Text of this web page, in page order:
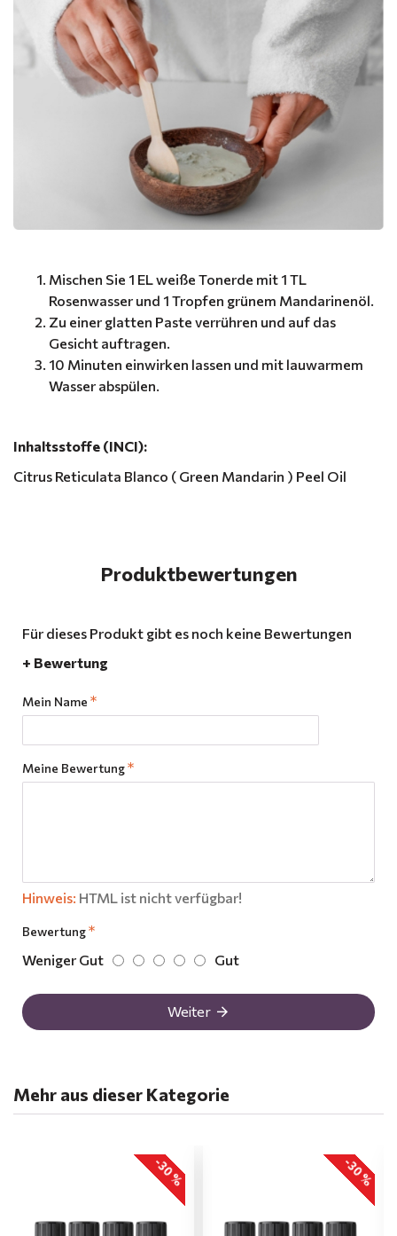
Mischen Sie 1 EL weiße Tonerde mit 1 TL
Rosenwasser und 1 Tropfen grünem Mandarinenöl.
Zu einer glatten Paste verrühren und auf das
Gesicht auftragen.
10 Minuten einwirken lassen und mit lauwarmem
Wasser abspülen.
Inhaltsstoffe (INCI):
Citrus Reticulata Blanco ( Green Mandarin ) Peel Oil
Produktbewertungen
Für dieses Produkt gibt es noch keine Bewertungen
+ Bewertung
Mein Name
Meine Bewertung
Hinweis: HTML ist nicht verfügbar!
Bewertung
Weniger Gut Gut
Weiter
Mehr aus dieser Kategorie
-30 % -30 %